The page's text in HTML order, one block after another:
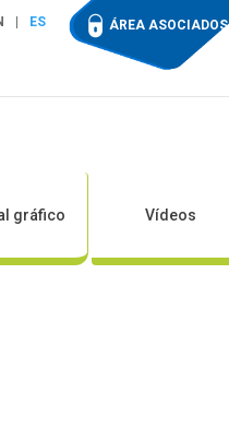
ES ÁREA ASOCIADOS
Campus de Formación
gráfico Vídeos